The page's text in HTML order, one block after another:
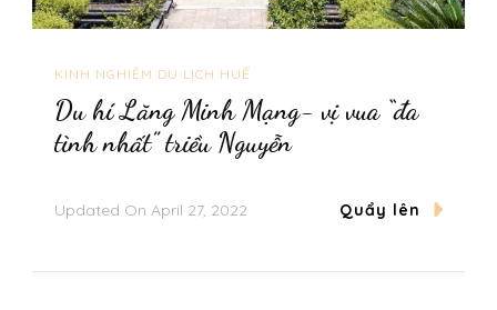
KINH NGHIỆM DU LỊCH HUẾ
Du hí Lăng Minh Mạng- vị vua “đa
tình nhất” triều Nguyễn
Updated On April 27, 2022 Quẩy lên